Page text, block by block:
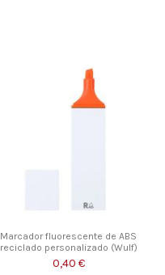
Marcador fluorescente de ABS
reciclado personalizado (Wulf)
0,40 €